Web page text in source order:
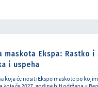
maskota Ekspa: Rastko
i uspeha
koja će nositi Ekspo maskote po